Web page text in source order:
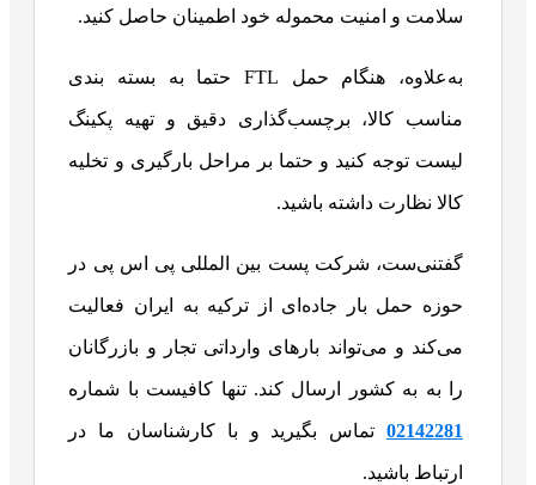
سلامت و امنیت محموله خود اطمینان حاصل کنید.
به‌علاوه، هنگام حمل FTL حتما به بسته بندی
مناسب کالا، برچسب‌گذاری دقیق و تهیه پکینگ
لیست توجه کنید و حتما بر مراحل بارگیری و تخلیه
کالا نظارت داشته باشید.
گفتنی‌ست، شرکت پست بین المللی پی اس پی در
حوزه حمل بار جاده‌ای از ترکیه به ایران فعالیت
می‌کند و می‌تواند بارهای وارداتی تجار و بازرگانان
را به به کشور ارسال کند. تنها کافیست با شماره
02142281 تماس بگیرید و با کارشناسان ما در
ارتباط باشید.